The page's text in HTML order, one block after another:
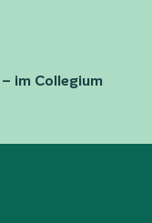
im Collegium